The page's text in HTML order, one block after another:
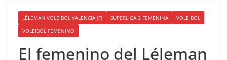
LÉLEMAN VOLEIBOL VALENCIA (F) SUPERLIGA 2 FEMENINA
VOLEIBOL
VOLEIBOL FEMENINO
El femenino del Léleman